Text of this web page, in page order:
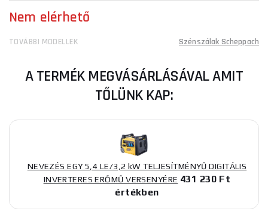
Nem elérhető
TOVÁBBI MODELLEK Szénszálak Scheppach
A TERMÉK MEGVÁSÁRLÁSÁVAL AMIT
TŐLÜNK KAP:
NEVEZÉS EGY 5,4 LE/3,2 kW TELJESÍTMÉNYŰ DIGITÁLIS
INVERTERES ERŐMŰ VERSENYÉRE 431 230 Ft
értékben